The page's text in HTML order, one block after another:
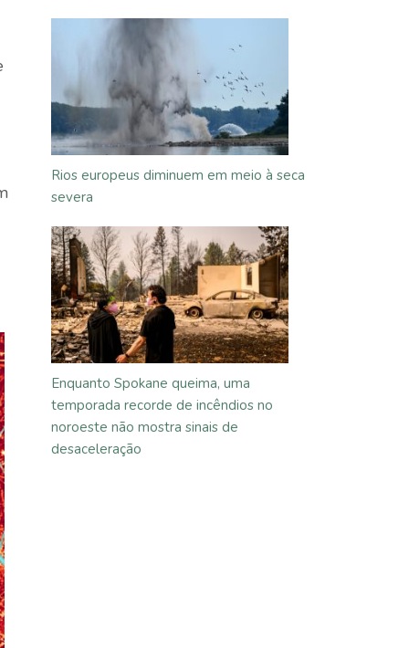
Rios europeus diminuem em meio à seca
severa
Enquanto Spokane queima, uma
temporada recorde de incêndios no
noroeste não mostra sinais de
desaceleração